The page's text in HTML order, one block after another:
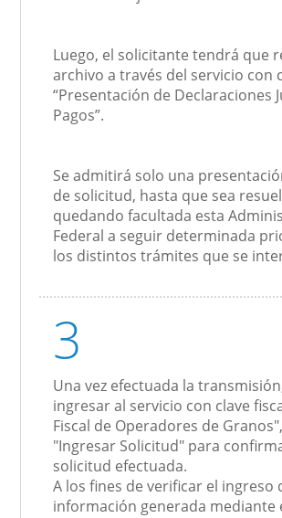
Luego, el solicitante tendrá que
archivo a través del servicio con
“Presentación de Declaraciones
Pagos”.
Se admitirá solo una
de solicitud, hasta que sea
quedando facultada esta
Federal a seguir determinada
los distintos trámites que se
3
Una vez efectuada la
ingresar al servicio con clave
Fiscal de Operadores de
"Ingresar Solicitud" para
solicitud efectuada.
A los fines de verificar el ingreso
información generada mediante